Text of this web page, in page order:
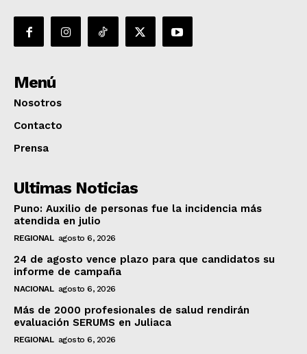
Menú
Nosotros
Contacto
Prensa
Ultimas Noticias
Puno: Auxilio de personas fue la incidencia más
atendida en julio
REGIONAL agosto 6, 2026
24 de agosto vence plazo para que candidatos su
informe de campaña
NACIONAL agosto 6, 2026
Más de 2000 profesionales de salud rendirán
evaluación SERUMS en Juliaca
REGIONAL agosto 6, 2026